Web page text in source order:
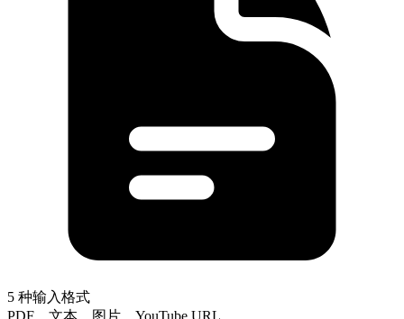
5 种输入格式
PDF、文本、图片、YouTube URL